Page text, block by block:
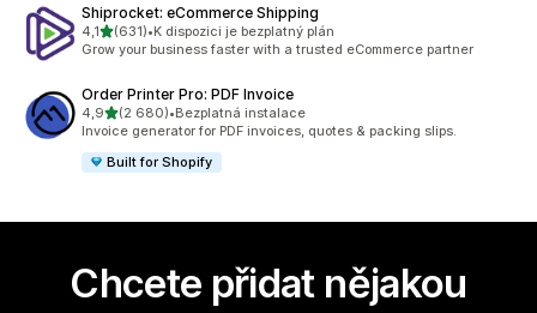
Shiprocket: eCommerce Shipping
4,1z 5 hvězd
(631)
Celkový počet recenzí: 631
•K dispozici je bezplatný plán
Grow your business faster with a trusted eCommerce partner
Order Printer Pro: PDF Invoice
4,9z 5 hvězd
(2 680)
Celkový počet recenzí: 2680
•Bezplatná instalace
Invoice generator for PDF invoices, quotes & packing slips.
Built for Shopify
Chcete přidat nějakou